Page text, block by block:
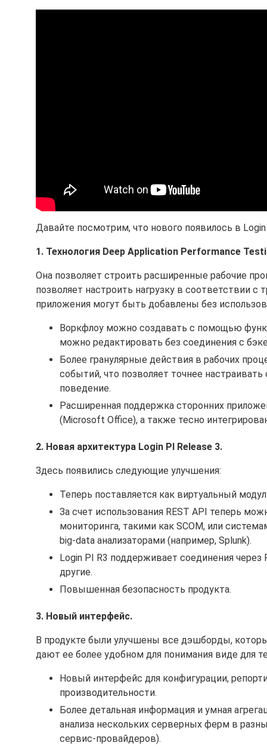
Давайте посмотрим, что нового появилось в Login
1. Технология Deep Application Performance
Она позволяет строить расширенные рабочие
позволяет настроить нагрузку в соответствии
приложения могут быть добавлены без
Воркфлоу можно создавать с помощью
можно редактировать без соединения с
Более гранулярные действия в рабочих
событий, что позволяет точнее
поведение.
Расширенная поддержка сторонних
(Microsoft Office), а также тесно
2. Новая архитектура Login PI Release 3.
Здесь появились следующие улучшения:
Теперь поставляется как виртуальный
За счет использования REST API теперь
мониторинга, такими как SCOM, или
big-data анализаторами (например, Splunk).
Login PI R3 поддерживает соединения через
другие.
Повышенная безопасность продукта.
3. Новый интерфейс.
В продукте были улучшены все дэшборды,
дают ее более удобном для понимания виде для
Новый интерфейс для конфигурации,
производительности.
Более детальная информация и умная
анализа нескольких серверных ферм в
сервис-провайдеров).